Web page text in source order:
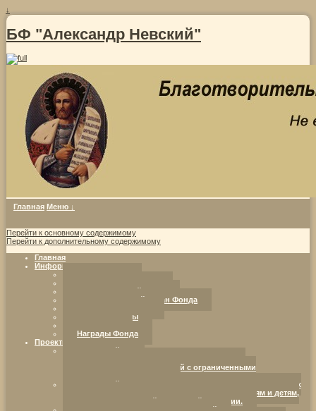
↓
БФ "Александр Невский"
Главная Меню ↓
Перейти к основному содержимому
Перейти к дополнительному содержимому
Главная
Информация о фонде
Исполнительный орган Фонда
Наши партнеры
Награды Фонда
Проекты Фонда
партнерство в интересах детей с ограниченными
Ресурсный центр развития социально ориентированных
НКО, оказывающих социальную поддержку семьям и детям,
находящимся в трудной жизненной ситуации.